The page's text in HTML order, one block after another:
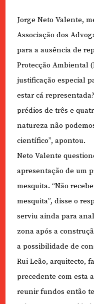
Jorge Neto Valente,
Associação dos
para a ausência de
Protecção Ambiental
justificação especial
estar cá
prédios de três e
natureza não
científico”, apontou.
Neto Valente
apresentação de um
mesquita. “Não
mesquita”, disse o
serviu ainda para
zona após a
a possibilidade de
Rui Leão, arquitecto,
precedente com esta
reunir fundos então